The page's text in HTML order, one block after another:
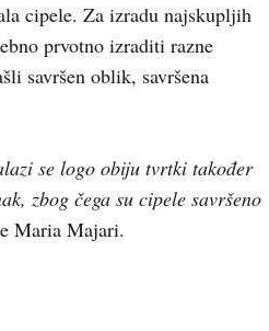
cipele. Za izradu najskupljih
prvotno izraditi razne
savršen oblik, savršena
se logo obiju tvrtki također
zbog čega su cipele savršeno
Maria Majari.